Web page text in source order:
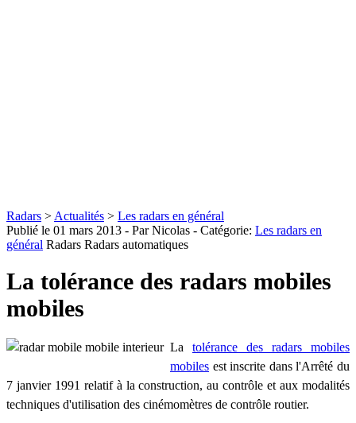
Radars > Actualités > Les radars en général
Publié le 01 mars 2013 - Par Nicolas - Catégorie: Les radars en
général Radars Radars automatiques
La tolérance des radars mobiles
mobiles
La tolérance des radars mobiles
mobiles est inscrite dans l'Arrêté du
7 janvier 1991 relatif à la construction, au contrôle et aux modalités
techniques d'utilisation des cinémomètres de contrôle routier.